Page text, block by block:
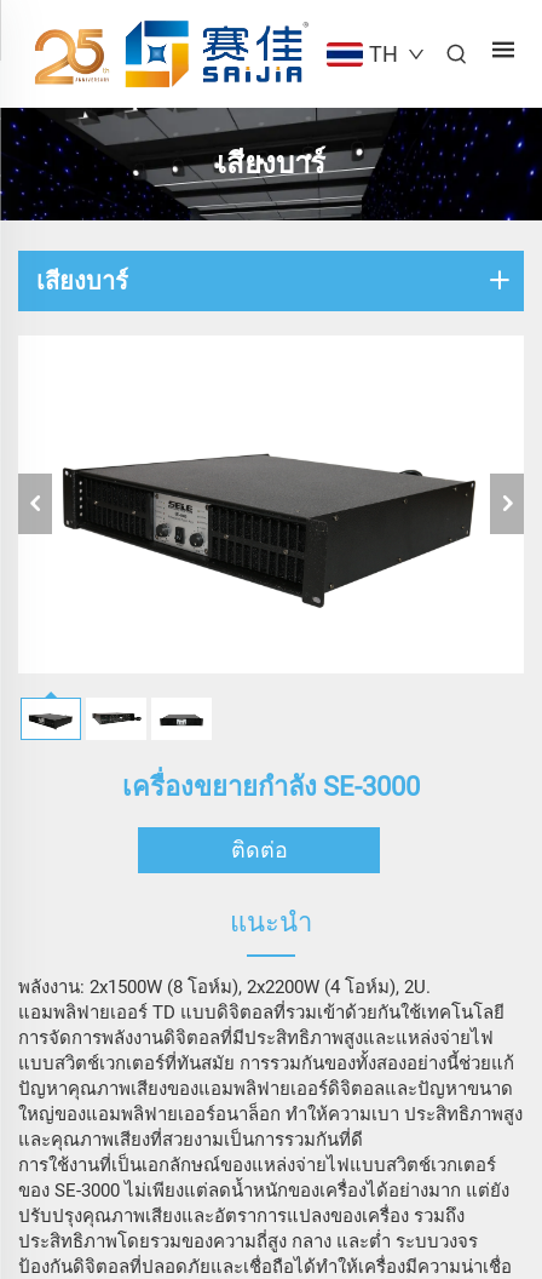
TH
เสียงบาร์
เสียงบาร์
เครื่องขยายกําลัง SE-3000
ติดต่อ
แนะนำ
พลังงาน: 2x1500W (8 โอห์ม), 2x2200W (4 โอห์ม), 2U.
แอมพลิฟายเออร์ TD แบบดิจิตอลที่รวมเข้าด้วยกันใช้เทคโนโลยี
การจัดการพลังงานดิจิตอลที่มีประสิทธิภาพสูงและแหล่งจ่ายไฟ
แบบสวิตช์เวกเตอร์ที่ทันสมัย การรวมกันของทั้งสองอย่างนี้ช่วยแก้
ปัญหาคุณภาพเสียงของแอมพลิฟายเออร์ดิจิตอลและปัญหาขนาด
ใหญ่ของแอมพลิฟายเออร์อนาล็อก ทำให้ความเบา ประสิทธิภาพสูง
และคุณภาพเสียงที่สวยงามเป็นการรวมกันที่ดี
การใช้งานที่เป็นเอกลักษณ์ของแหล่งจ่ายไฟแบบสวิตช์เวกเตอร์
ของ SE-3000 ไม่เพียงแต่ลดน้ำหนักของเครื่องได้อย่างมาก แต่ยัง
ปรับปรุงคุณภาพเสียงและอัตราการแปลงของเครื่อง รวมถึง
ประสิทธิภาพโดยรวมของความถี่สูง กลาง และต่ำ ระบบวงจร
ป้องกันดิจิตอลที่ปลอดภัยและเชื่อถือได้ทำให้เครื่องมีความน่าเชื่อ